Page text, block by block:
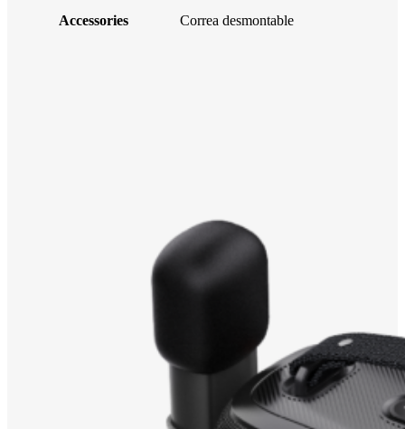
Accessories Correa desmontable